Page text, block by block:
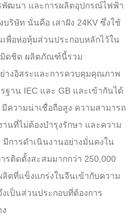
พัฒนา และการผลิตอุปกรณ์ไฟฟ้า
ริษัท นั่นคือ เสาฝัง 24KV ซึ่งใช้
พื่อห่อหุ้มส่วนประกอบหลักไว้ใน
มิดชิด ผลิตภัณฑ์นี้รวม
างอิสระและการควบคุมคุณภาพ
ฐาน IEC และ GB และเข้ากันได้
ความน่าเชื่อถือสูง ความสามารถ
นที่ไม่ต้องบำรุงรักษา และความ
การดำเนินงานอย่างมั่นคงใน
รติดตั้งสะสมมากกว่า 250,000
ตที่แข็งแกร่งในจีนเข้ากับความ
เป็นส่วนประกอบที่ต้องการ